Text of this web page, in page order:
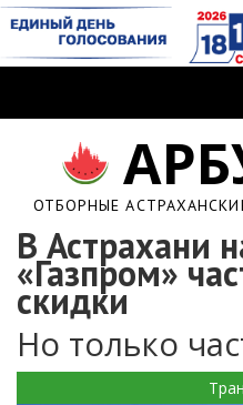
ОТБОРНЫЕ
В Астрахани
«Газпром»
скидки
Но только